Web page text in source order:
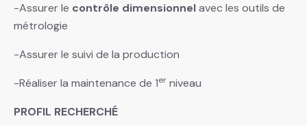
-Assurer le contrôle dimensionnelavec les outils de
métrologie
-Assurer le suivi de la production
-Réaliser la maintenance de 1er niveau
PROFIL RECHERCHÉ